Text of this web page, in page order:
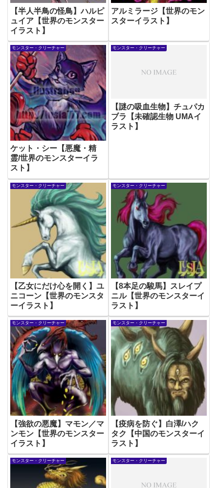
【半人半鳥の怪鳥】ハルピ
ュイア【世界のモンスター
イラスト】
アルミラージ【世界のモン
スターイラスト】
モンスター・クリーチャー
ケット・シー【悪魔・精
霊/世界のモンスターイラ
スト】
モンスター・クリーチャー
【謎の吸血生物】チュパカ
ブラ【未確認生物 UMAイ
ラスト】
モンスター・クリーチャー
【乙女にだけ心を開く】ユ
ニコーン【世界のモンスタ
ーイラスト】
モンスター・クリーチャー
【8本足の駿馬】スレイプ
ニル【世界のモンスターイ
ラスト】
モンスター・クリーチャー
【強欲の悪魔】マモン／マ
ンモン【世界のモンスター
イラスト】
モンスター・クリーチャー
【疫病を防ぐ】白澤/ハク
タク【中国のモンスターイ
ラスト】
モンスター・クリーチャー モンスター・クリーチャー